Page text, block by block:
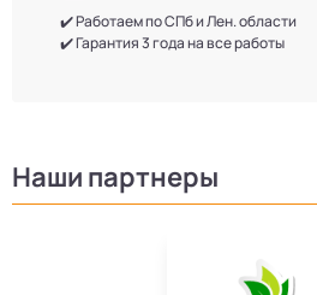
✔️ Работаем по СПб и Лен. области
✔️ Гарантия 3 года на все работы
Наши партнеры